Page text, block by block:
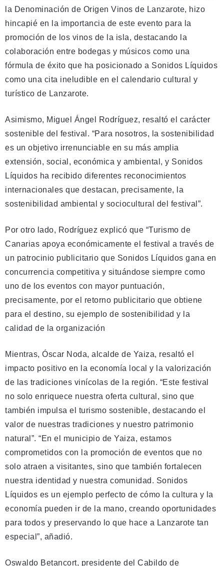
la Denominación de Origen Vinos de Lanzarote, hizo
hincapié en la importancia de este evento para la
promoción de los vinos de la isla, destacando la
colaboración entre bodegas y músicos como una
fórmula de éxito que ha posicionado a Sonidos Líquidos
como una cita ineludible en el calendario cultural y
turístico de Lanzarote.
Asimismo, Miguel Ángel Rodríguez, resaltó el carácter
sostenible del festival. “Para nosotros, la sostenibilidad
es un objetivo irrenunciable en su más amplia
extensión, social, económica y ambiental, y Sonidos
Líquidos ha recibido diferentes reconocimientos
internacionales que destacan, precisamente, la
sostenibilidad ambiental y sociocultural del festival”.
Por otro lado, Rodríguez explicó que “Turismo de
Canarias apoya económicamente el festival a través de
un patrocinio publicitario que Sonidos Líquidos gana en
concurrencia competitiva y situándose siempre como
uno de los eventos con mayor puntuación,
precisamente, por el retorno publicitario que obtiene
para el destino, su ejemplo de sostenibilidad y la
calidad de la organización
Mientras, Óscar Noda, alcalde de Yaiza, resaltó el
impacto positivo en la economía local y la valorización
de las tradiciones vinícolas de la región. “Este festival
no solo enriquece nuestra oferta cultural, sino que
también impulsa el turismo sostenible, destacando el
valor de nuestras tradiciones y nuestro patrimonio
natural”. “En el municipio de Yaiza, estamos
comprometidos con la promoción de eventos que no
solo atraen a visitantes, sino que también fortalecen
nuestra identidad y nuestra comunidad. Sonidos
Líquidos es un ejemplo perfecto de cómo la cultura y la
economía pueden ir de la mano, creando oportunidades
para todos y preservando lo que hace a Lanzarote tan
especial”, añadió.
Oswaldo Betancort, presidente del Cabildo de